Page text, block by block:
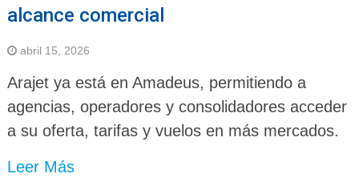
alcance comercial
abril 15, 2026
Arajet ya está en Amadeus, permitiendo a
agencias, operadores y consolidadores acceder
a su oferta, tarifas y vuelos en más mercados.
Leer Más